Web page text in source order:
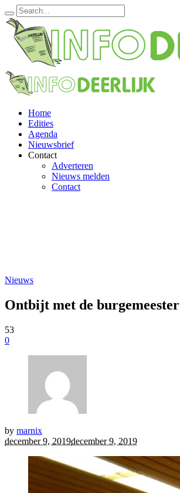
Home
Edities
Agenda
Nieuwsbrief
Contact
Adverteren
Nieuws melden
Contact
Nieuws
Ontbijt met de burgemeester
53
0
by marnix
december 9, 2019december 9, 2019